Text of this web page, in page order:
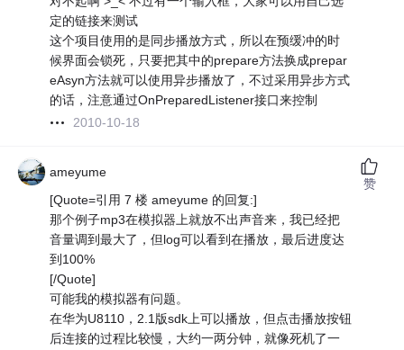
定的链接来测试
这个项目使用的是同步播放方式，所以在预缓冲的时
候界面会锁死，只要把其中的prepare方法换成prepar
eAsyn方法就可以使用异步播放了，不过采用异步方式
的话，注意通过OnPreparedListener接口来控制
2010-10-18
ameyume
[Quote=引用 7 楼 ameyume 的回复:]
那个例子mp3在模拟器上就放不出声音来，我已经把
音量调到最大了，但log可以看到在播放，最后进度达
到100%
[/Quote]
可能我的模拟器有问题。
在华为U8110，2.1版sdk上可以播放，但点击播放按钮
后连接的过程比较慢，大约一两分钟，就像死机了一
赞